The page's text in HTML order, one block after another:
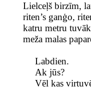
Lielceļš birzīm,
riten’s ganģo,
katru metru
meža malas
Labdien.
Ak jūs?
Vēl kas